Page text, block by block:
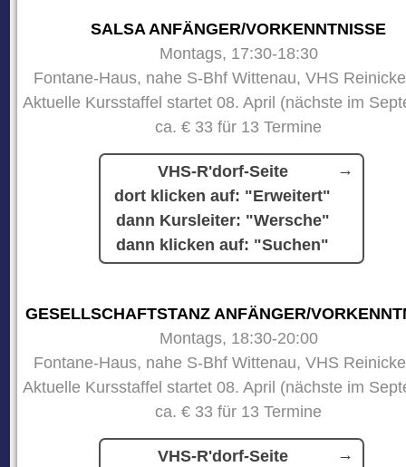
SALSA ANFÄNGER/VORKENNTNISSE
Montags, 17:30-18:30
Fontane-Haus, nahe S-Bhf Wittenau, VHS
Aktuelle Kursstaffel startet 08. April (nächste im
ca. € 33 für 13 Termine
VHS-R'dorf-Seite
dort klicken auf: "Erweitert"
dann Kursleiter: "Wersche"
dann klicken auf: "Suchen"
GESELLSCHAFTSTANZ ANFÄNGER/
Montags, 18:30-20:00
Fontane-Haus, nahe S-Bhf Wittenau, VHS
Aktuelle Kursstaffel startet 08. April (nächste im
ca. € 33 für 13 Termine
VHS-R'dorf-Seite